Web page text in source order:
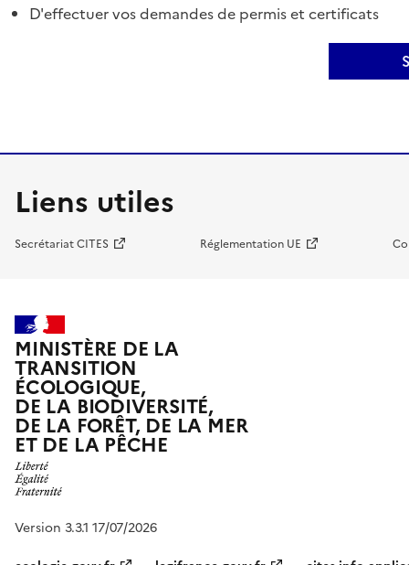
D'effectuer vos demandes de permis et certificats
Liens utiles
Secrétariat CITES Réglementation UE
MINISTÈRE DE LA
TRANSITION
ÉCOLOGIQUE,
DE LA BIODIVERSITÉ,
DE LA FORÊT, DE LA MER
ET DE LA PÊCHE
Version 3.3.1 17/07/2026